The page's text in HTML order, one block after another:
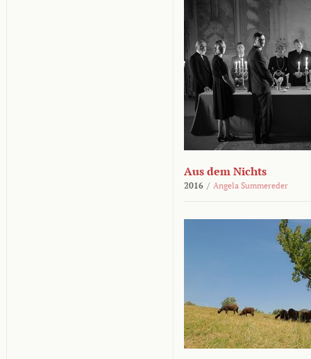
Aus dem Nichts
2016 / Angela Summereder